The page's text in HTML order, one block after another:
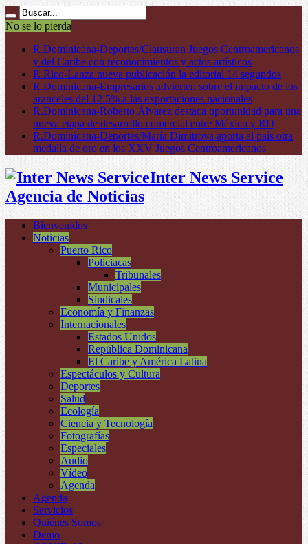
No se lo pierda
R.Dominicana-Deportes/Clausuran Juegos Centroamericanos
y del Caribe con reconocimientos y actos artísticos
P. Rico-Lanza nueva publicación la editorial 14 segundos
R.Dominicana-Empresarios advierten sobre el impacto de los
aranceles del 12.5% a las exportaciones nacionales
R.Dominicana-Roberto Álvarez destaca oportunidad para una
nueva etapa de desarrollo comercial entre México y RD
R.Dominicana-Deportes/María Dimitrova aporta al país otra
medalla de oro en los XXV Juegos Centroamericanos
Inter News Service
Agencia de Noticias
Bienvenidos
Noticias
Puerto Rico
Policiacas
Tribunales
Municipales
Sindicales
Economía y Finanzas
Internacionales
Estados Unidos
República Dominicana
El Caribe y América Latina
Espectáculos y Cultura
Deportes
Salud
Ecología
Ciencia y Tecnología
Fotografías
Especiales
Audio
Vídeo
Agenda
Agenda
Servicios
Quiénes Somos
Demo